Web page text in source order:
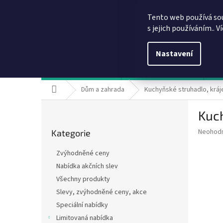
Tento web používá
s jejich používáním..
Nastavení
Domů Dům a zahrada Kuchyňské struhadlo,
kategorie
Kategorie
Zvýhodněné ceny
Nabídka akčních slev
Všechny produkty
Slevy, zvýhodněné ceny, akce
Speciální nabídky
Limitovaná nabídka